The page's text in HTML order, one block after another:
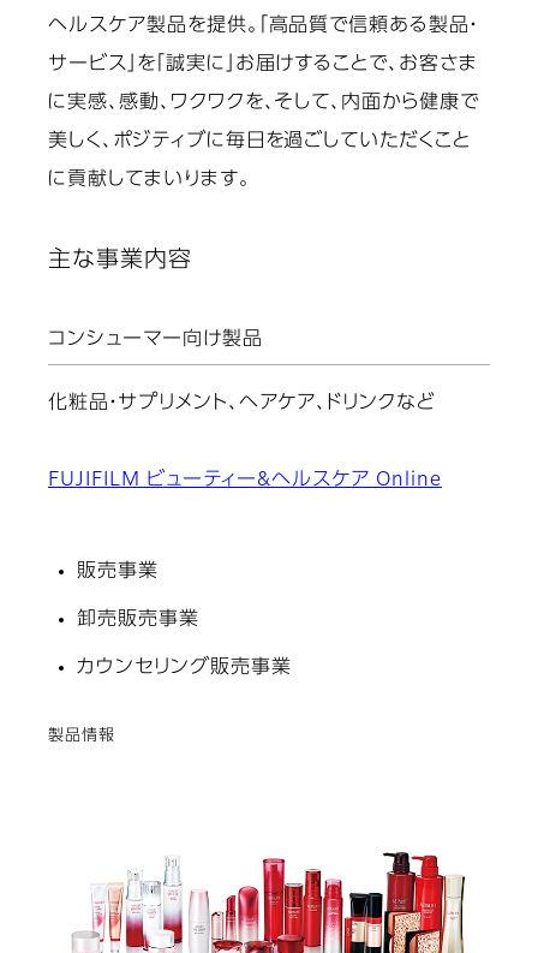
ヘルスケア製品を提供。「高品質で信頼ある製品・
サービス」を「誠実に」お届けすることで、お客さま
に実感、感動、ワクワクを、そして、内面から健康で
美しく、ポジティブに毎日を過ごしていただくこと
に貢献してまいります。
主な事業内容
コンシューマー向け製品
化粧品・サプリメント、ヘアケア、ドリンクなど
FUJIFILM ビューティー&ヘルスケア Online
販売事業
卸売販売事業
カウンセリング販売事業
製品情報